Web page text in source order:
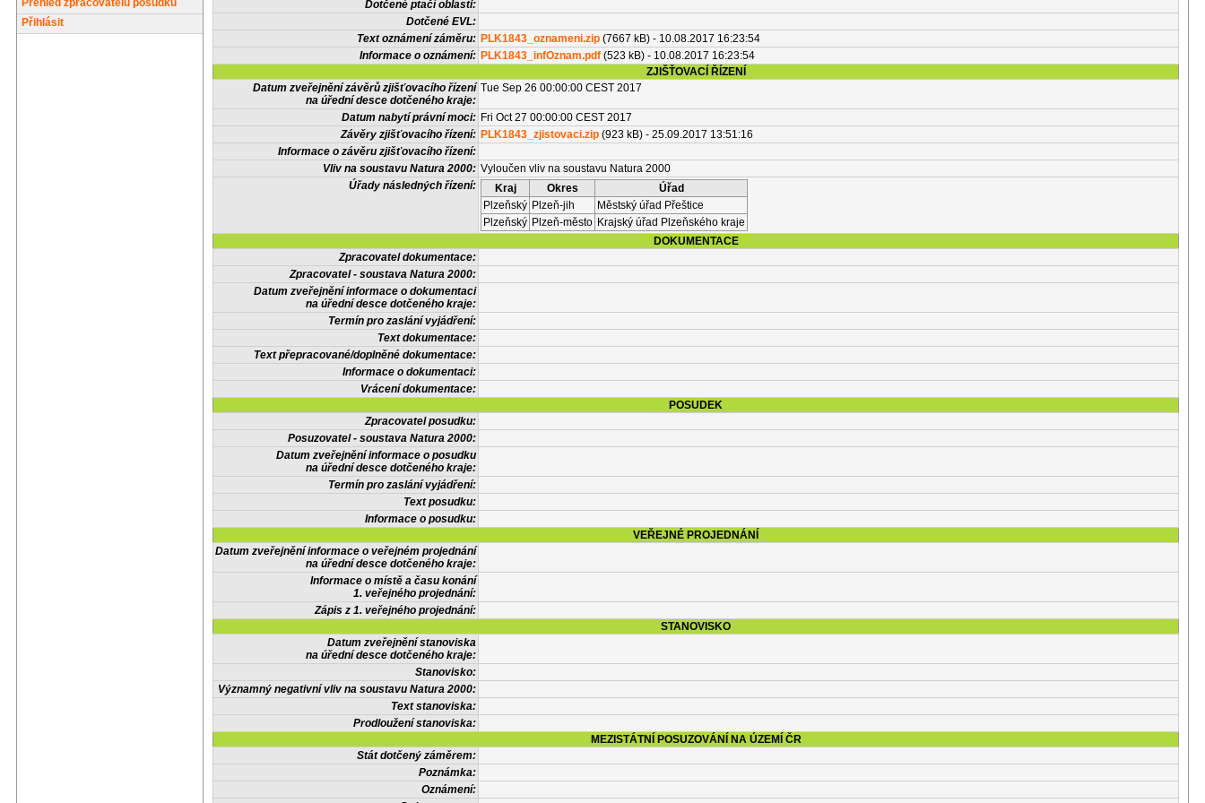
Přehled zpracovatelů posudků
Přihlásit
Dotčené ptačí oblasti:
Dotčené EVL:
Text oznámení záměru: PLK1843_oznameni.zip (7667 kB) - 10.08.2017 16:23:54
Informace o oznámení: PLK1843_infOznam.pdf (523 kB) - 10.08.2017 16:23:54
ZJIŠŤOVACÍ ŘÍZENÍ
Datum zveřejnění závěrů zjišťovacího řízení
na úřední desce dotčeného kraje:
Tue Sep 26 00:00:00 CEST 2017
Datum nabytí právní moci: Fri Oct 27 00:00:00 CEST 2017
Závěry zjišťovacího řízení: PLK1843_zjistovaci.zip (923 kB) - 25.09.2017 13:51:16
Informace o závěru zjišťovacího řízení:
Vliv na soustavu Natura 2000: Vyloučen vliv na soustavu Natura 2000
Úřady následných řízení:
Kraj Okres
Úřad
Plzeňský Plzeň-jih
Městský úřad Přeštice
Plzeňský Plzeň-město Krajský úřad Plzeňského kraje
DOKUMENTACE
Zpracovatel dokumentace:
Zpracovatel - soustava Natura 2000:
Datum zveřejnění informace o dokumentaci
na úřední desce dotčeného kraje:
Termín pro zaslání vyjádření:
Text dokumentace:
Text přepracované/doplněné dokumentace:
Informace o dokumentaci:
Vrácení dokumentace:
POSUDEK
Zpracovatel posudku:
Posuzovatel - soustava Natura 2000:
Datum zveřejnění informace o posudku
na úřední desce dotčeného kraje:
Termín pro zaslání vyjádření:
Text posudku:
Informace o posudku:
VEŘEJNÉ PROJEDNÁNÍ
Datum zveřejnění informace o veřejném projednání
na úřední desce dotčeného kraje:
Informace o místě a času konání
1. veřejného projednání:
Zápis z 1. veřejného projednání:
STANOVISKO
Datum zveřejnění stanoviska
na úřední desce dotčeného kraje:
Stanovisko:
Významný negativní vliv na soustavu Natura 2000:
Text stanoviska:
Prodloužení stanoviska:
MEZISTÁTNÍ POSUZOVÁNÍ NA ÚZEMÍ ČR
Stát dotčený záměrem:
Poznámka:
Oznámení: